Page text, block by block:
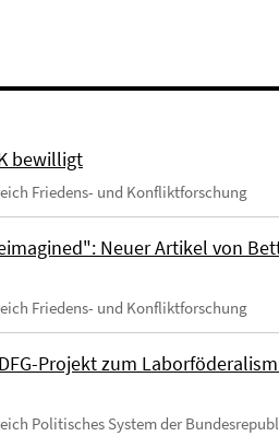
bewilligt
Friedens- und Konfliktforschung
Neuer Artikel von
Friedens- und Konfliktforschung
Projekt zum
Politisches System der